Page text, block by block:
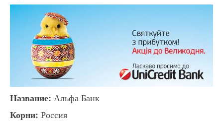
Название: Альфа Банк
Корни: Россия